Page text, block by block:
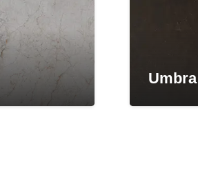
Umbra